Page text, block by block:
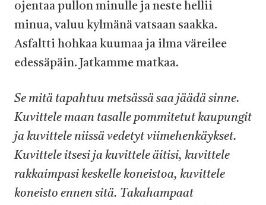
ojentaa pullon minulle ja neste hellii
minua, valuu kylmänä vatsaan saakka.
Asfaltti hohkaa kuumaa ja ilma väreilee
edessäpäin. Jatkamme matkaa.
Se mitä tapahtuu metsässä saa jäädä sinne.
Kuvittele maan tasalle pommitetut kaupungit
ja kuvittele niissä vedetyt viimehenkäykset.
Kuvittele itsesi ja kuvittele äitisi, kuvittele
rakkaimpasi keskelle koneistoa, kuvittele
koneisto ennen sitä. Takahampaat